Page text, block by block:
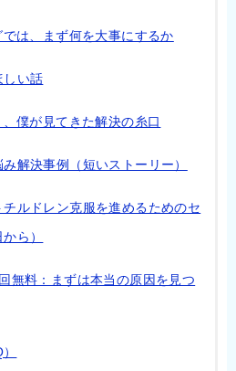
は、まず何を大事にするか
しい話
僕が見てきた解決の糸口
解決事例（短いストーリー）
ルドレン克服を進めるためのセ
ら）
無料：まずは本当の原因を見つ